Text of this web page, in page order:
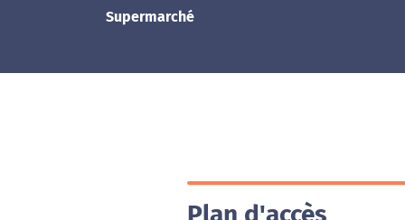
Supermarché